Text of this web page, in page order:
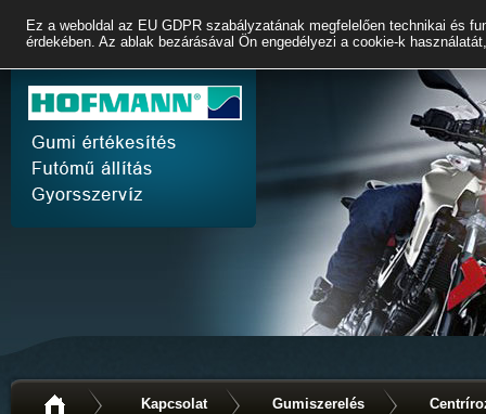
Kapcsolat Gumiszerelés
Ez a weboldal az EU GDPR szabályzatának megfelelően technikai és
érdekében. Az ablak bezárásával Ön engedélyezi a cookie-k